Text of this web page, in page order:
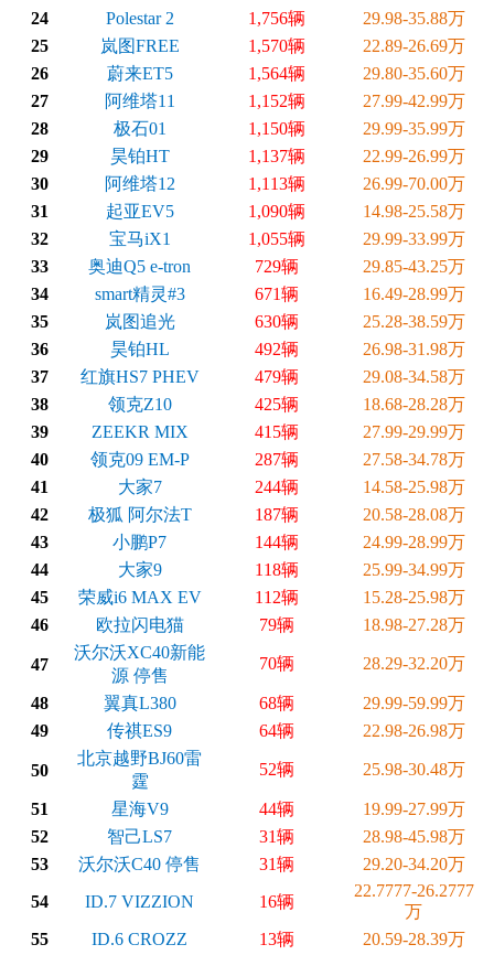
24 Polestar 2 1,756辆
29.98-35.88万
25
岚图FREE 1,570辆
22.89-26.69万
26
蔚来ET5 1,564辆
29.80-35.60万
27
阿维塔11 1,152辆
27.99-42.99万
28
极石01 1,150辆
29.99-35.99万
29
昊铂HT 1,137辆
22.99-26.99万
30
阿维塔12 1,113辆
26.99-70.00万
31
起亚EV5 1,090辆
14.98-25.58万
32
宝马iX1 1,055辆
29.99-33.99万
33
奥迪Q5 e-tron 729辆
29.85-43.25万
34
smart精灵#3 671辆
16.49-28.99万
35
岚图追光 630辆
25.28-38.59万
36
昊铂HL 492辆
26.98-31.98万
37
红旗HS7 PHEV 479辆
29.08-34.58万
38
领克Z10 425辆
18.68-28.28万
39
ZEEKR MIX 415辆
27.99-29.99万
40
领克09 EM-P 287辆
27.58-34.78万
41
大家7 244辆
14.58-25.98万
42
极狐 阿尔法T 187辆
20.58-28.08万
43
小鹏P7 144辆
24.99-28.99万
44
大家9 118辆
25.99-34.99万
45
荣威i6 MAX EV 112辆
15.28-25.98万
46
欧拉闪电猫 79辆 18.98-27.28万
47
沃尔沃XC40新能
源 停售
70辆 28.29-32.20万
48 翼真L380 68辆
29.99-59.99万
49
传祺ES9 64辆 22.98-26.98万
50
北京越野BJ60雷
霆
52辆 25.98-30.48万
51 星海V9 44辆
19.99-27.99万
52
智己LS7 31辆
28.98-45.98万
53
沃尔沃C40 停售 31辆
29.20-34.20万
54
ID.7 VIZZION 16辆
22.7777-26.2777
万
55
ID.6 CROZZ 13辆
20.59-28.39万